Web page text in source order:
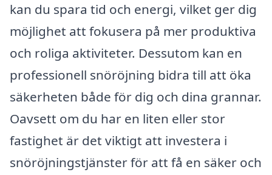
kan du spara tid och energi, vilket ger dig
möjlighet att fokusera på mer produktiva
och roliga aktiviteter. Dessutom kan en
professionell snöröjning bidra till att öka
säkerheten både för dig och dina grannar.
Oavsett om du har en liten eller stor
fastighet är det viktigt att investera i
snöröjningstjänster för att få en säker och